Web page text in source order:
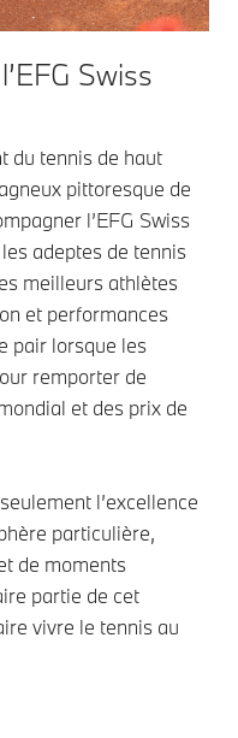
Swiss
du tennis de haut
pittoresque de
l’EFG Swiss
adeptes de tennis
meilleurs athlètes
et performances
pair lorsque les
remporter de
et des prix de
l’excellence
particulière,
de moments
partie de cet
vivre le tennis au